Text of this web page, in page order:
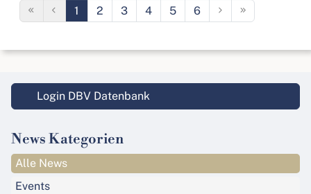
1 2 3 4 5 6
Login DBV Datenbank
News Kategorien
Alle News
Events